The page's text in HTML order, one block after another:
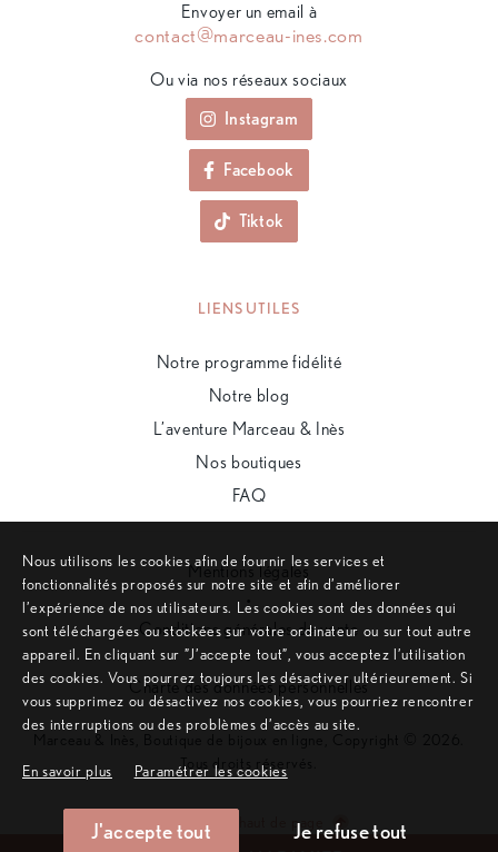
Envoyer un email à
contact@marceau-ines.com
Ou via nos réseaux sociaux
Instagram
Facebook
Tiktok
LIENS UTILES
Notre programme fidélité
Notre blog
L’aventure Marceau & Inès
Nos boutiques
FAQ
Mentions légales
•
Conditions générales de vente
•
Charte des données personnelles
Marceau & Inès, Boutique de bijoux en ligne, Copyright © 2026.
Tous droits réservés.
Remonter en haut de page
Nous utilisons les cookies afin de fournir les services et
fonctionnalités proposés sur notre site et afin d’améliorer
l’expérience de nos utilisateurs. Les cookies sont des données qui
sont téléchargées ou stockées sur votre ordinateur ou sur tout autre
appareil. En cliquant sur ”J’accepte tout”, vous acceptez l’utilisation
des cookies. Vous pourrez toujours les désactiver ultérieurement. Si
vous supprimez ou désactivez nos cookies, vous pourriez rencontrer
des interruptions ou des problèmes d’accès au site.
En savoir plus Paramétrer les cookies
J'accepte tout Je refuse tout